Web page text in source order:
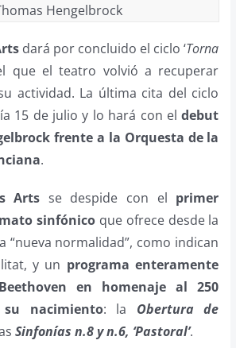
Hengelbrock
dará por concluido el ciclo ‘Torna
que el teatro volvió a recuperar
actividad. La última cita del ciclo
15 de julio y lo hará con eldebut
frente a la Orquesta de la
.
Arts se despide con el primer
sinfónico que ofrece desde la
“nueva normalidad”, como indican
y un programa enteramente
en homenaje al 250
nacimiento: la Obertura de
Sinfonías n.8 y n.6, ‘Pastoral’.